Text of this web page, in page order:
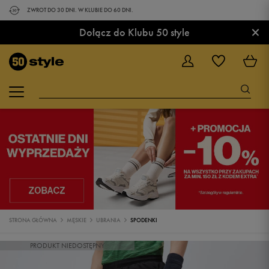
ZWROT DO 30 DNI. W KLUBIE DO 60 DNI.
Dołącz do Klubu 50 style ×
STRONA GŁÓWNA MĘSKIE UBRANIA SPODENKI
PRODUKT NIEDOSTĘPNY